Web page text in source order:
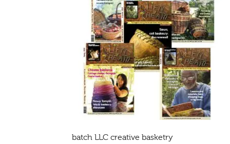
batch LLC creative basketry